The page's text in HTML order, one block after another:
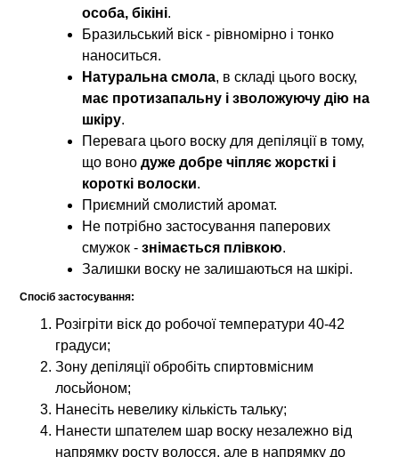
особа, бікіні.
Бразильський віск - рівномірно і тонко
наноситься.
Натуральна смола, в складі цього воску,
має протизапальну і зволожуючу дію на
шкіру.
Перевага цього воску для депіляції в тому,
що вонодуже добре чіпляє жорсткі і
короткі волоски.
Приємний смолистий аромат.
Не потрібно застосування паперових
смужок -знімається плівкою.
Залишки воску не залишаються на шкірі.
Спосіб застосування:
Розігріти віск до робочої температури 40-42
градуси;
Зону депіляції обробіть спиртовмісним
лосьйоном;
Нанесіть невелику кількість тальку;
Нанести шпателем шар воску незалежно від
напрямку росту волосся, але в напрямку до